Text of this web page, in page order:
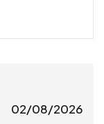
02/08/2026